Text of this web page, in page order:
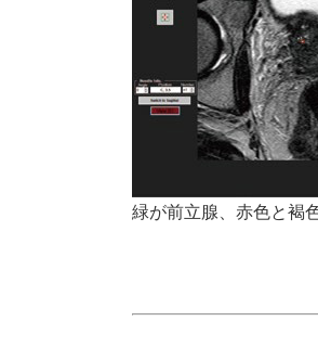
緑が前立腺、赤色と褐